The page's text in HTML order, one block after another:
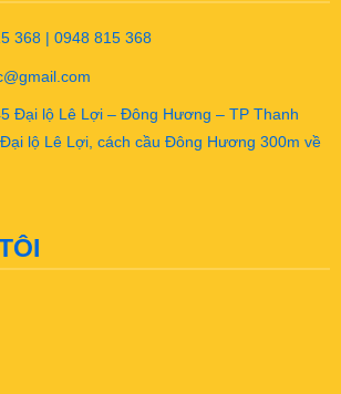
368 | 0948 815 368
Đại lộ Lê Lợi – Đông Hương – TP Thanh
lộ Lê Lợi, cách cầu Đông Hương 300m về